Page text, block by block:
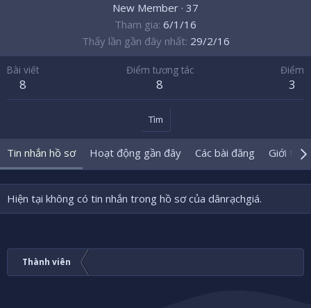
New Member · 37
Tham gia 6/1/16
Thấy lần gần đây nhất 29/2/16
Bài viết
8
Điểm tương tác
8
Điểm
3
Tìm
Tin nhắn hồ sơ Hoạt động gần đây Các bài đăng Giới
Hiện tại không có tin nhắn trong hồ sơ của dânrạchgiá.
Thành viên